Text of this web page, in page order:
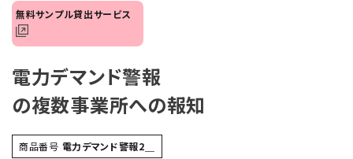
無料サンプル貸出サービス
電力デマンド警報
の複数事業所への報知
商品番号 電力デマンド警報2＿